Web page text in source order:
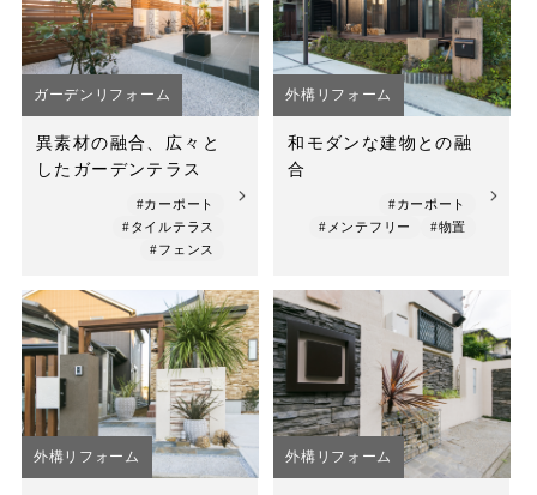
ガーデンリフォーム
異素材の融合、広々と
したガーデンテラス
#カーポート
#タイルテラス
#フェンス
外構リフォーム
和モダンな建物との融
合
#カーポート
#メンテフリー
#物置
外構リフォーム 外構リフォーム